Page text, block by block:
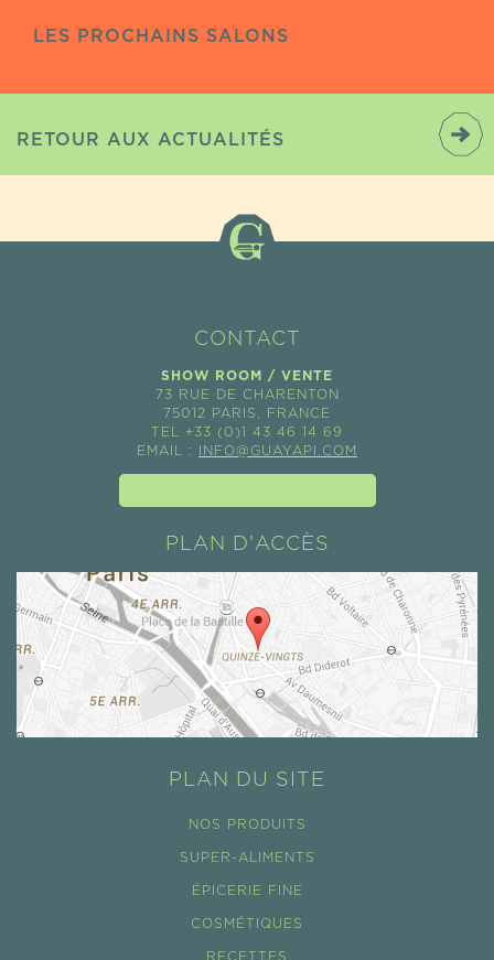
LES PROCHAINS SALONS
RETOUR AUX ACTUALITÉS
CONTACT
SHOW ROOM / VENTE
73 RUE DE CHARENTON
75012 PARIS, FRANCE
TEL +33 (0)1 43 46 14 69
EMAIL :
INFO@GUAYAPI.COM
PLAN D'ACCÈS
PLAN DU SITE
NOS PRODUITS
SUPER-ALIMENTS
ÉPICERIE FINE
COSMÉTIQUES
RECETTES